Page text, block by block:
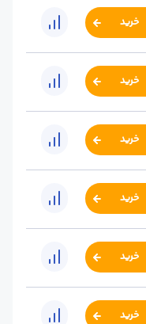
خرید
خرید
خرید
خرید
خرید
خرید